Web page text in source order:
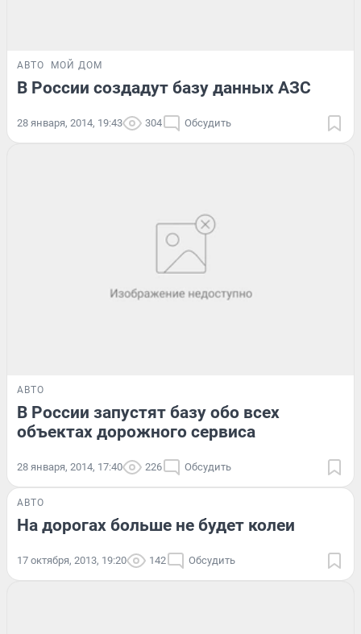
АВТО МОЙ ДОМ
В России создадут базу данных АЗС
28 января, 2014, 19:43 304 Обсудить
АВТО
В России запустят базу обо всех
объектах дорожного сервиса
28 января, 2014, 17:40 226 Обсудить
АВТО
На дорогах больше не будет колеи
17 октября, 2013, 19:20 142 Обсудить